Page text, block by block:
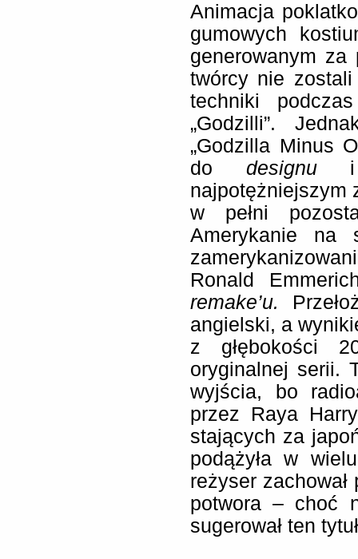
Animacja
gumowych
generowanym za
twórcy nie
techniki
„Godzilli”.
„Godzilla Minus
do designui
najpotężniejszym
w pełni
Amerykanie na
Ronald
remake’u.
angielski, a
z głębokości
oryginalnej serii.
wyjścia, bo
przez Raya
stających za
podążyła w
reżyser
potwora – choć
sugerował ten